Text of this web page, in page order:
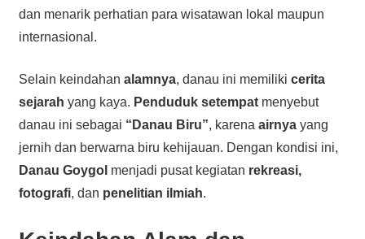
dan menarik perhatian para wisatawan lokal maupun
internasional.
Selain keindahan alamnya, danau ini memiliki cerita
sejarah yang kaya. Penduduk setempatmenyebut
danau ini sebagai “Danau Biru”, karena airnyayang
jernih dan berwarna biru kehijauan. Dengan kondisi ini,
Danau Goygol menjadi pusat kegiatan rekreasi,
fotografi, dan penelitian ilmiah.